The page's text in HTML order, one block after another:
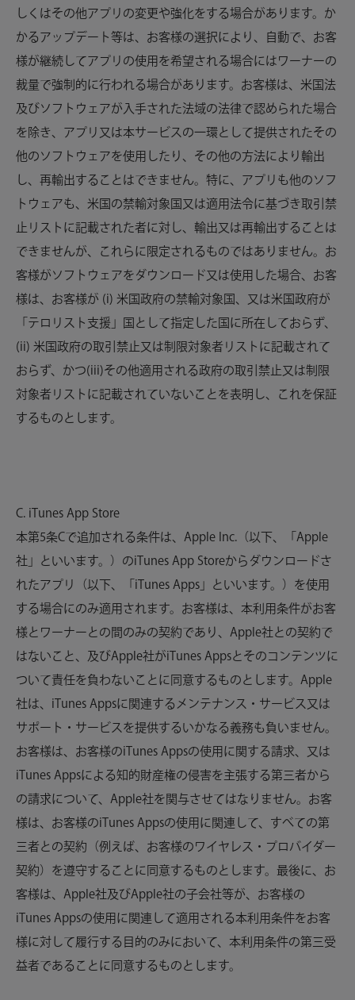
しくはその他アプリの変更や強化をする場合があります。か
かるアップデート等は、お客様の選択により、自動で、お客
様が継続してアプリの使用を希望される場合にはワーナーの
裁量で強制的に行われる場合があります。お客様は、米国法
及びソフトウェアが入手された法域の法律で認められた場合
を除き、アプリ又は本サービスの一環として提供されたその
他のソフトウェアを使用したり、その他の方法により輸出
し、再輸出することはできません。特に、アプリも他のソフ
トウェアも、米国の禁輸対象国又は適用法令に基づき取引禁
止リストに記載された者に対し、輸出又は再輸出することは
できませんが、これらに限定されるものではありません。お
客様がソフトウェアをダウンロード又は使用した場合、お客
様は、お客様が (i) 米国政府の禁輸対象国、又は米国政府が
「テロリスト支援」国として指定した国に所在しておらず、
(ii) 米国政府の取引禁止又は制限対象者リストに記載されて
おらず、かつ(iii)その他適用される政府の取引禁止又は制限
対象者リストに記載されていないことを表明し、これを保証
するものとします。
C. iTunes App Store
本第5条Cで追加される条件は、Apple Inc.（以下、「Apple
社」といいます。）のiTunes App Storeからダウンロードさ
れたアプリ（以下、「iTunes Apps」といいます。）を使用
する場合にのみ適用されます。お客様は、本利用条件がお客
様とワーナーとの間のみの契約であり、Apple社との契約で
はないこと、及びApple社がiTunes Appsとそのコンテンツに
ついて責任を負わないことに同意するものとします。Apple
社は、iTunes Appsに関連するメンテナンス・サービス又は
サポート・サービスを提供するいかなる義務も負いません。
お客様は、お客様のiTunes Appsの使用に関する請求、又は
iTunes Appsによる知的財産権の侵害を主張する第三者から
の請求について、Apple社を関与させてはなりません。お客
様は、お客様のiTunes Appsの使用に関連して、すべての第
三者との契約（例えば、お客様のワイヤレス・プロバイダー
契約）を遵守することに同意するものとします。最後に、お
客様は、Apple社及びApple社の子会社等が、お客様の
iTunes Appsの使用に関連して適用される本利用条件をお客
様に対して履行する目的のみにおいて、本利用条件の第三受
益者であることに同意するものとします。